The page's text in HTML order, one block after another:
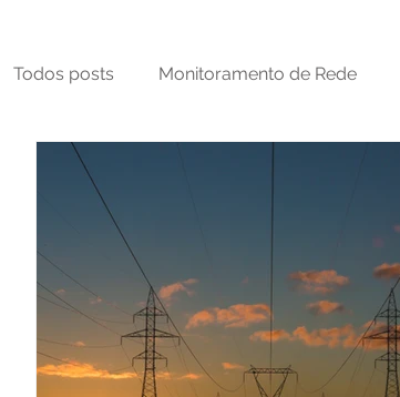
Todos posts Monitoramento de Rede
MFT